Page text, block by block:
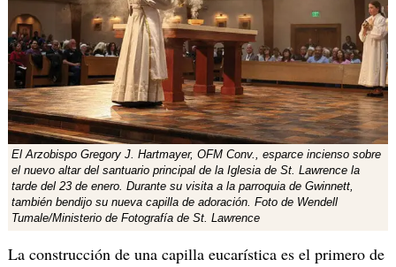
El Arzobispo Gregory J. Hartmayer, OFM Conv., esparce incienso sobre
el nuevo altar del santuario principal de la Iglesia de St. Lawrence la
tarde del 23 de enero. Durante su visita a la parroquia de Gwinnett,
también bendijo su nueva capilla de adoración. Foto de Wendell
Tumale/Ministerio de Fotografía de St. Lawrence
La construcción de una capilla eucarística es el primero de